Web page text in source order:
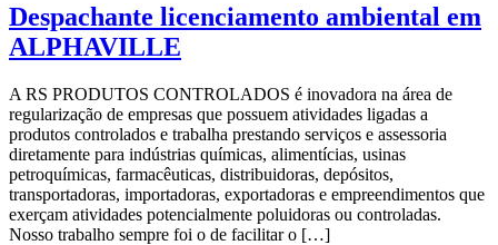
Despachante licenciamento ambiental em
ALPHAVILLE
A RS PRODUTOS CONTROLADOS é inovadora na área de
regularização de empresas que possuem atividades ligadas a
produtos controlados e trabalha prestando serviços e assessoria
diretamente para indústrias químicas, alimentícias, usinas
petroquímicas, farmacêuticas, distribuidoras, depósitos,
transportadoras, importadoras, exportadoras e empreendimentos que
exerçam atividades potencialmente poluidoras ou controladas.
Nosso trabalho sempre foi o de facilitar o […]